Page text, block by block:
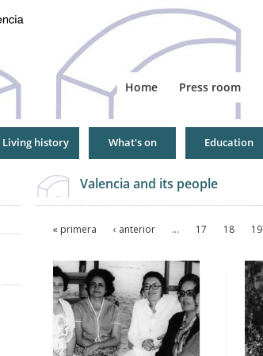
Home Press room
Living history What's on Education
Valencia and its people
Pages
« primera ‹ anterior … 17 18 19
Pages